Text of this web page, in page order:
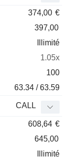
374,00 €
397,00
Illimité
1.05x
100
63.34 / 63.59
CALL
608,64 €
645,00
Illimité